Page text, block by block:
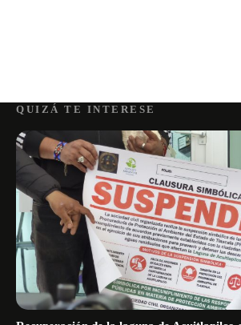
QUIZÁ TE INTERESE